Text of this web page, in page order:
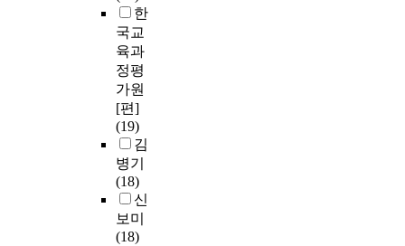
한
국교
육과
정평
가원
[편]
(19)
김
병기
(18)
신
보미
(18)